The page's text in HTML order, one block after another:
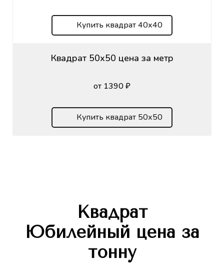
Купить квадрат 40х40
Квадрат 50х50 цена за метр
от 1390 ₽
Купить квадрат 50х50
Квадрат
Юбилейный цена за
тонну